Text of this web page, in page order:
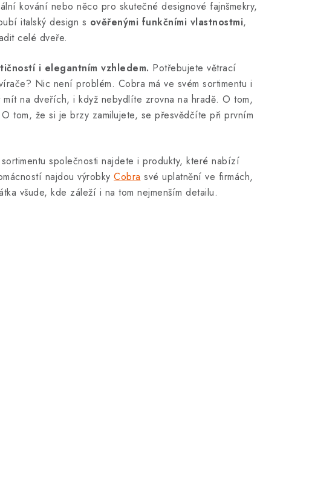
kování nebo něco pro skutečné designové fajnšmekry,
italský design s ověřenými funkčními vlastnostmi,
celé dveře.
i elegantním vzhledem. Potřebujete větrací
Nic není problém. Cobra má ve svém sortimentu i
na dveřích, i když nebydlíte zrovna na hradě. O tom,
tom, že si je brzy zamilujete, se přesvědčíte při prvním
společnosti najdete i produkty, které nabízí
najdou výrobky Cobra své uplatnění ve firmách,
všude, kde záleží i na tom nejmenším detailu.